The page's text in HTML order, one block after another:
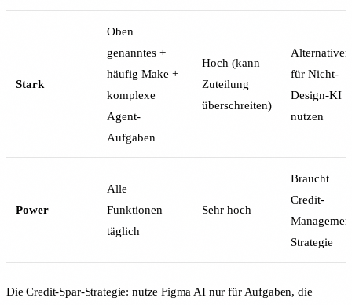
Stark
Oben
genanntes +
häufig Make +
komplexe
Agent-
Aufgaben
Hoch (kann
Zuteilung
überschreiten)
Alternativen
für Nicht-
Design-KI
nutzen
Power
Alle
Funktionen
täglich
Sehr hoch
Braucht
Credit-
Strategie
Die Credit-Spar-Strategie: nutze Figma AI nur für Aufgaben, die